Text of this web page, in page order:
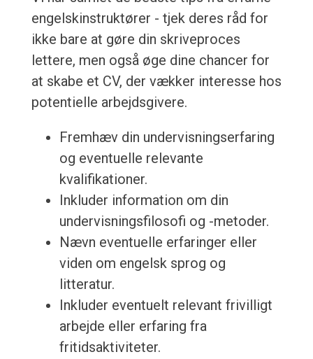
engelskinstruktører - tjek deres råd for
ikke bare at gøre din skriveproces
lettere, men også øge dine chancer for
at skabe et CV, der vækker interesse hos
potentielle arbejdsgivere.
Fremhæv din undervisningserfaring
og eventuelle relevante
kvalifikationer.
Inkluder information om din
undervisningsfilosofi og -metoder.
Nævn eventuelle erfaringer eller
viden om engelsk sprog og
litteratur.
Inkluder eventuelt relevant frivilligt
arbejde eller erfaring fra
fritidsaktiviteter.